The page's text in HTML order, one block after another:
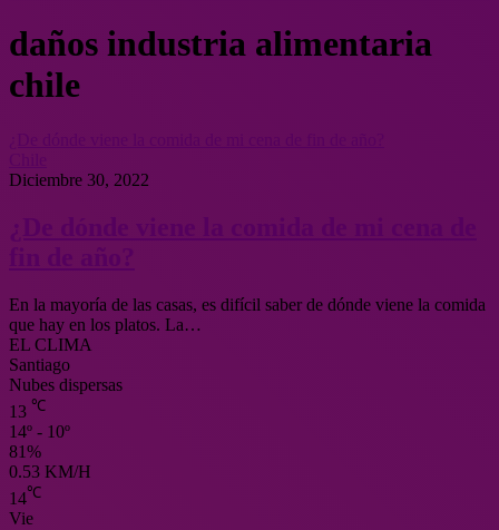
daños industria alimentaria
chile
Diciembre 30, 2022
En la mayoría de las casas, es difícil saber de dónde viene la comida
que hay en los platos. La…
EL CLIMA
Santiago
Nubes dispersas
13 ℃
14º - 10º
81%
0.53 KM/H
14℃
Vie